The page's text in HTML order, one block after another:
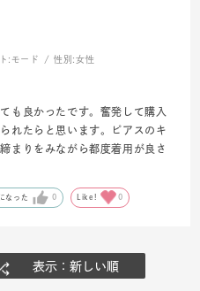
:モード 性別:女性
も良かったです。奮発して購入
れたらと思います。ピアスのキ
まりをみながら都度着用が良さ
なった 0 Like! 0
表示：新しい順